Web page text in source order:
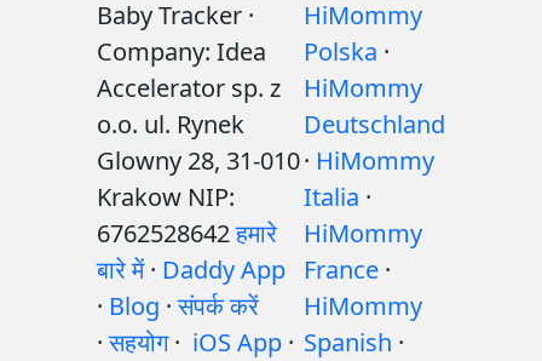
Baby Tracker ·
Company: Idea
Accelerator sp. z
o.o. ul. Rynek
Glowny 28, 31-010
Krakow NIP:
6762528642हमारे
बारे में· Daddy App
· Blog ·संपर्क करें
·सहयोग· iOS App ·
HiMommy
Polska ·
HiMommy
Deutschland
· HiMommy
Italia ·
HiMommy
France ·
HiMommy
Spanish ·